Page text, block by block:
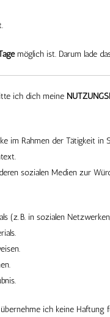
möglich ist. Darum lade
ich dich meine
im Rahmen der Tätigkeit
sozialen Medien zur
(z. B. in sozialen
ich keine